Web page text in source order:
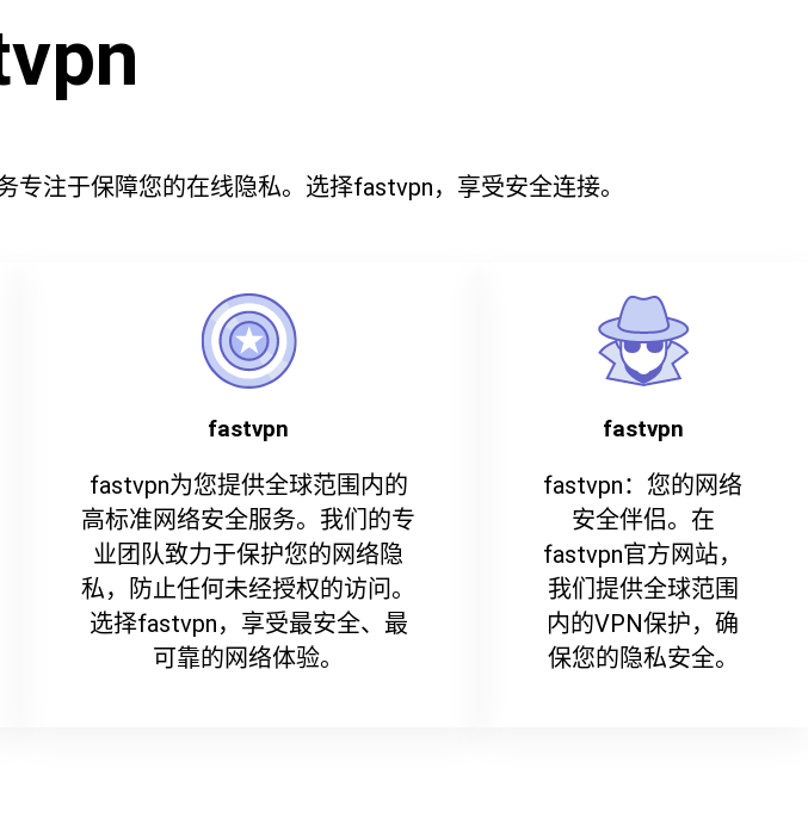
注于保障您的在线隐私。选择fastvpn，享受安全连接。
fastvpn
fastvpn为您提供全球范围内的
高标准网络安全服务。我们的专
业团队致力于保护您的网络隐
私，防止任何未经授权的访问。
选择fastvpn，享受最安全、最
可靠的网络体验。
fastvpn
fastvpn：您的网络
安全伴侣。在
fastvpn官方网站，
我们提供全球范围
内的VPN保护，确
保您的隐私安全。